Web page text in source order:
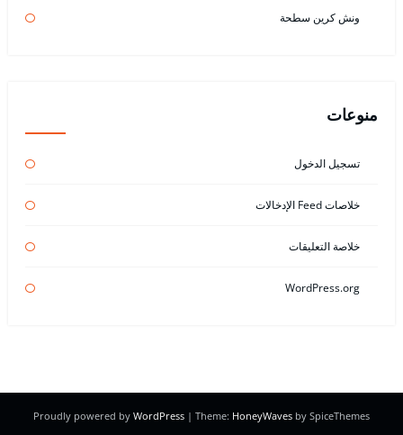
ونش كرين سطحة
منوعات
تسجيل الدخول
خلاصات Feed الإدخالات
خلاصة التعليقات
WordPress.org
Proudly powered by WordPress | Theme: HoneyWaves by SpiceThemes